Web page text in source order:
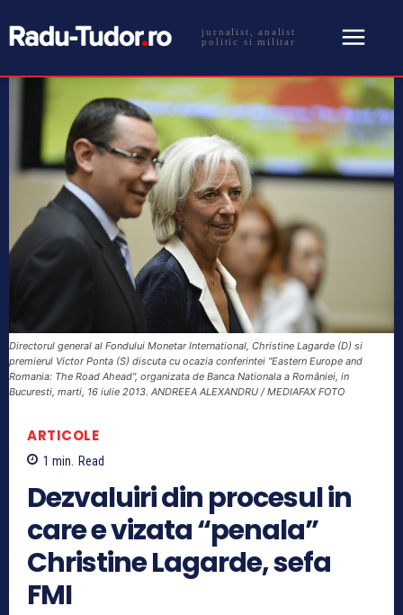
jurnalist, analist
politic si militar
Directorul general al Fondului Monetar International, Christine Lagarde (D) si
premierul Victor Ponta (S) discuta cu ocazia conferintei "Eastern Europe and
Romania: The Road Ahead", organizata de Banca Nationala a României, in
Bucuresti, marti, 16 iulie 2013. ANDREEA ALEXANDRU / MEDIAFAX FOTO
ARTICOLE
1 min. Read
Dezvaluiri din procesul in
care e vizata “penala”
Christine Lagarde, sefa
FMI